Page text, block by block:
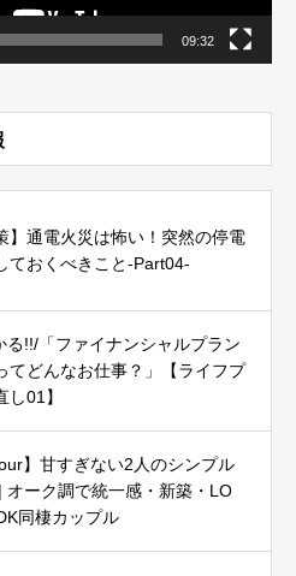
09:32
】通電火災は怖い！突然の停電
ておくべきこと-Part04-
る!!/「ファイナンシャルプラン
てどんなお仕事？」【ライフプ
し01】
】甘すぎない2人のシンプル
オーク調で統一感・新築・LO
同棲カップル